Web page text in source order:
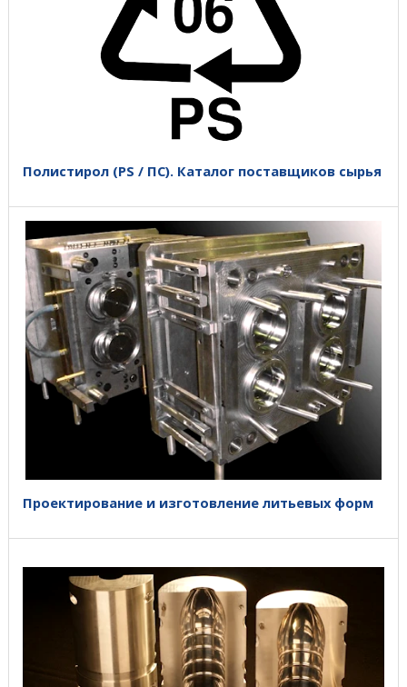
Полистирол (PS / ПС). Каталог поставщиков сырья
Проектирование и изготовление литьевых форм